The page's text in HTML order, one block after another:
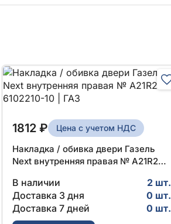
1812 ₽ Цена с учетом НДС
Накладка / обивка двери Газель
Next внутренняя правая № A21R23-
В наличии
2 шт.
Доставка 3 дня
0 шт.
Доставка 7 дней
0 шт.